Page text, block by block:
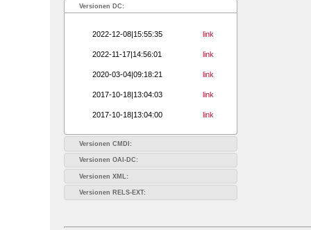
Versionen DC:
2022-12-08|15:55:35 link
2022-11-17|14:56:01 link
2020-03-04|09:18:21 link
2017-10-18|13:04:03 link
2017-10-18|13:04:00 link
Versionen CMDI:
Versionen OAI-DC:
Versionen XML:
Versionen RELS-EXT: